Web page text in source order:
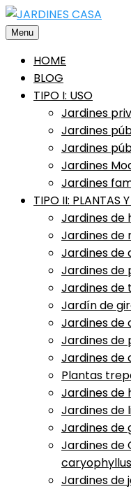
Saltar
alMenu
HOME
BLOG
TIPO I: USO
Jardines
Jardines
Jardines
Jardines
Jardines
TIPO II: PLANTAS
Jardines de
Jardines de
Jardines de
Jardines de
Jardines de
Jardín de
Jardines de
Jardines de
Jardines de
Plantas
Jardines de
Jardines de
Jardines de
Jardines de
Jardines de